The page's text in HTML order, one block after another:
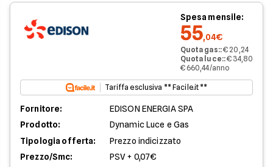
Spesa mensile:
55,04€
Quota gas::€ 20,24
Quota luce::€ 34,80
€ 660,44/anno
Tariffa esclusiva ** Facile.it **
Fornitore:
EDISON ENERGIA SPA
Prodotto:
Dynamic Luce e Gas
Tipologia offerta:
Prezzo indicizzato
Prezzo/Smc:
PSV + 0,07€